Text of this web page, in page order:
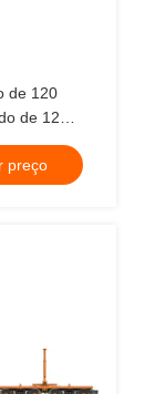
de 120
de 12
preço